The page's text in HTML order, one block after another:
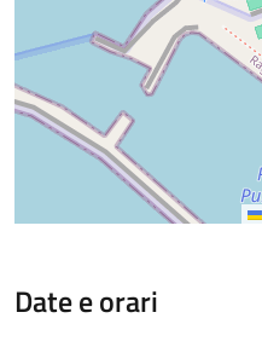
Date e orari